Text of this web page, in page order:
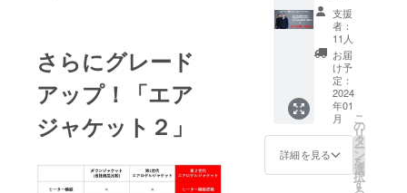
さらにグレード
アップ！「エア
ジャケット２」
ますよ
う、よ
ろしく
お願い
申し上
げま
す。
す。 ※
配送時
期：
2024年
1月予定
です。
支援購
入の性
質上、
以上の
注意点
(ヒー
ター機
能あ
り)×1着
［一般
販売予
定価格
54,800
円(税込)
の45%
オ
フ！］
※カラー
支援
者：
11人
お届
け予
定：
2024
年01
月
詳細を見る
こ
の
リ
タ
ー
ン
を
選
択
す